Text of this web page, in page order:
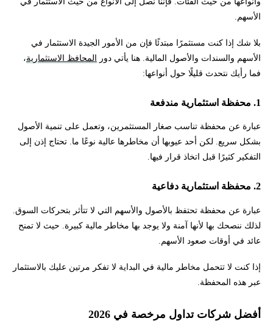
الأسهم.
بلا شك إذا كنت مستثمرًا مبتدئًا فإن من الأمور الجيدة الاستثمار في
الأسهم والسندات والأصول المالية. هنا يأتي دور المحافظ الاستثمارية،
فما رأيك نتحدث قليلًا حول أنواعها:
1. محفظة استثمارية مندفعة
عبارة عن محفظة تناسب صغار المستثمرين، وتعمل على تنمية الأصول
بشكل سريع. لكن أحد عيوبها أن مخاطرها عالية نوعًا ما. تحتاج إذن إلى
التفكير كثيرًا قبل اتخاذ قرار فيها.
2. محفظة استثمارية دفاعية
عبارة عن محفظة تحتفظ بالأصول والأسهم التي لا تتأثر بتحركات السوق.
لذلك ننصحك بها لأنها آمنة ولا يوجد بها مخاطر مالية كبيرة. حيث لا تمنح
عائد في أوقات صعود الأسهم.
إذا كنت لا تتحمل مخاطر مالية في البداية لا تفكر مرتين عليك بالاستثمار
عبر هذه المحفظة.
أفضل شركات تداول مرخصة في 2026